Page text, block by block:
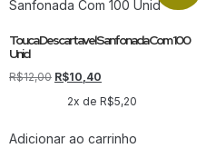
Touca Descartavel Sanfonada Com 100
Unid
R$12,00 R$10,40
2x deR$5,20
Adicionar ao carrinho